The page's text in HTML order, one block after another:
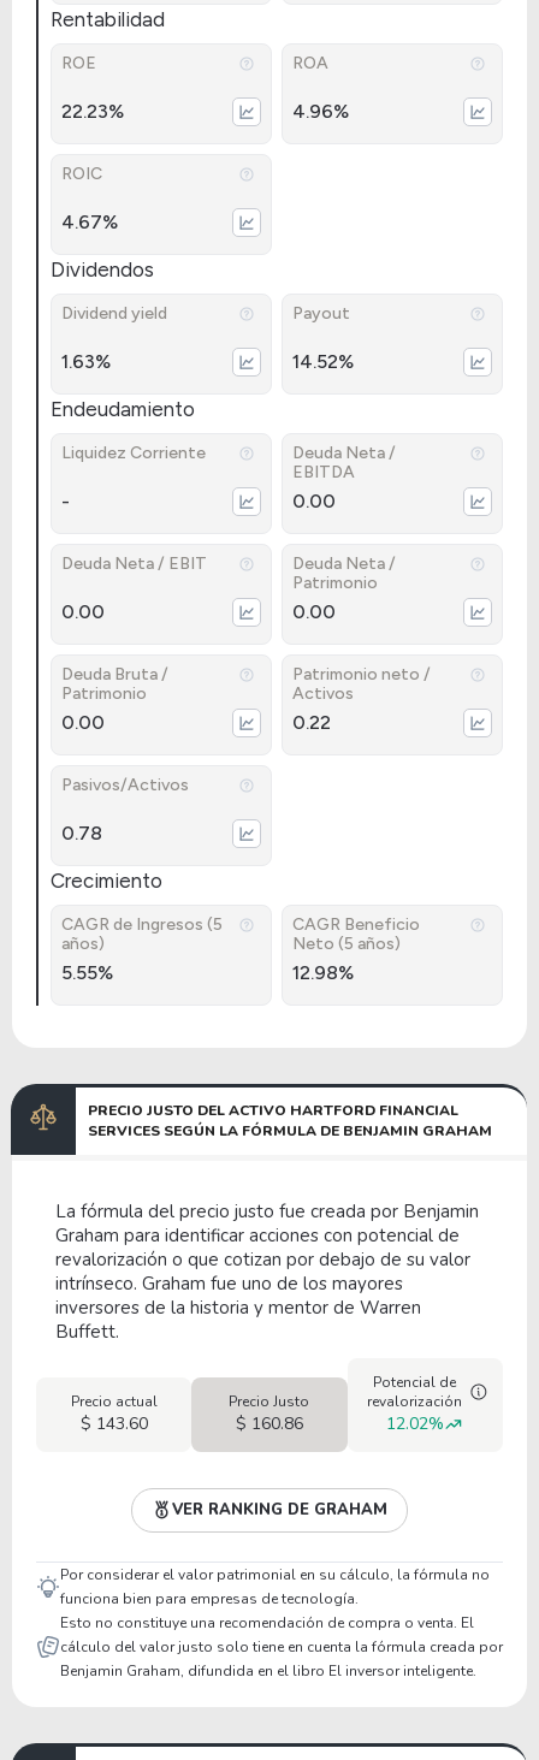
Rentabilidad
ROE
22.23%
ROA
4.96%
ROIC
4.67%
Dividendos
Dividend yield
1.63%
Payout
14.52%
Endeudamiento
Liquidez Corriente
-
Deuda Neta /
EBITDA
0.00
Deuda Neta / EBIT
0.00
Deuda Neta /
Patrimonio
0.00
Deuda Bruta /
Patrimonio
0.00
Patrimonio neto /
Activos
0.22
Pasivos/Activos
0.78
Crecimiento
CAGR de Ingresos (5
años)
5.55%
CAGR Beneficio
Neto (5 años)
12.98%
PRECIO JUSTO DEL ACTIVO HARTFORD FINANCIAL
SERVICES SEGÚN LA FÓRMULA DE BENJAMIN GRAHAM
La fórmula del precio justo fue creada por Benjamin
Graham para identificar acciones con potencial de
revalorización o que cotizan por debajo de su valor
intrínseco. Graham fue uno de los mayores
inversores de la historia y mentor de Warren
Buffett.
Precio actual
$ 143.60
Precio Justo
$ 160.86
Potencial de
revalorización
12.02%
VER RANKING DE GRAHAM
Por considerar el valor patrimonial en su cálculo, la fórmula no
funciona bien para empresas de tecnología.
Esto no constituye una recomendación de compra o venta. El
cálculo del valor justo solo tiene en cuenta la fórmula creada por
Benjamin Graham, difundida en el libro El inversor inteligente.